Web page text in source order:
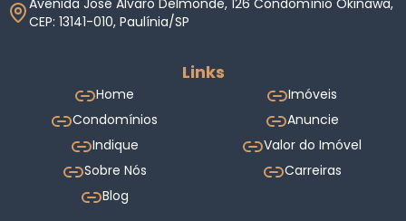
CEP: 13141-010, Paulínia/SP
Links
Home
Imóveis
Condomínios
Anuncie
Indique
Valor do Imóvel
Sobre Nós
Carreiras
Blog